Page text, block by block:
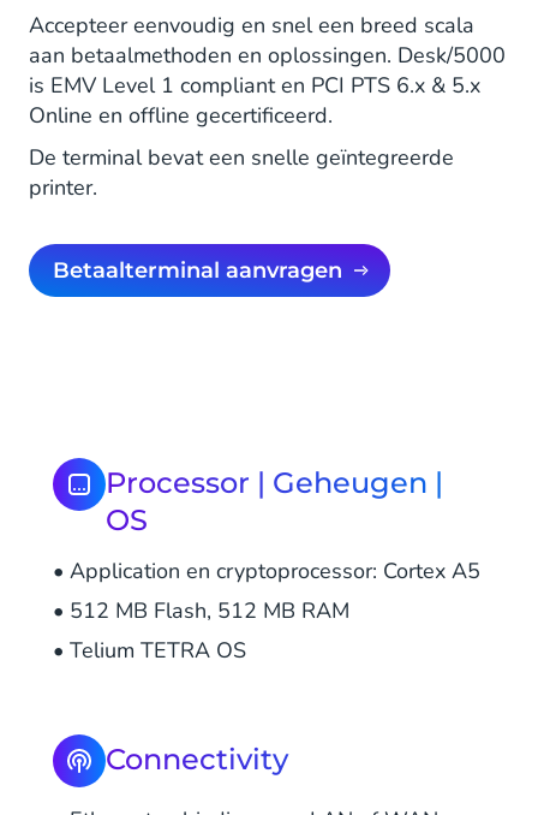
Accepteer eenvoudig en snel een breed scala
aan betaalmethoden en oplossingen. Desk/5000
is EMV Level 1 compliant en PCI PTS 6.x & 5.x
Online en offline gecertificeerd.
De terminal bevat een snelle geïntegreerde
printer.
Betaalterminal aanvragen
Processor | Geheugen |
OS
• Application en cryptoprocessor: Cortex A5
• 512 MB Flash, 512 MB RAM
• Telium TETRA OS
Connectivity